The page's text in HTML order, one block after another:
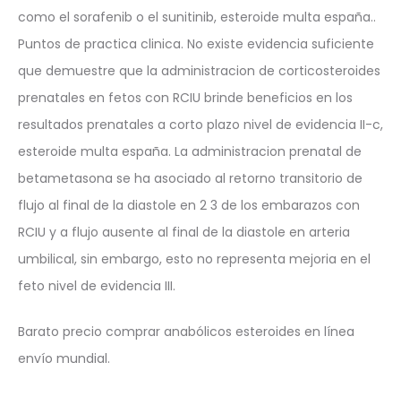
como el sorafenib o el sunitinib, esteroide multa españa..
Puntos de practica clinica. No existe evidencia suficiente
que demuestre que la administracion de corticosteroides
prenatales en fetos con RCIU brinde beneficios en los
resultados prenatales a corto plazo nivel de evidencia II-c,
esteroide multa españa. La administracion prenatal de
betametasona se ha asociado al retorno transitorio de
flujo al final de la diastole en 2 3 de los embarazos con
RCIU y a flujo ausente al final de la diastole en arteria
umbilical, sin embargo, esto no representa mejoria en el
feto nivel de evidencia III.
Barato precio comprar anabólicos esteroides en línea
envío mundial.